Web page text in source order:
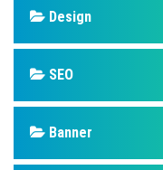
Design
SEO
Banner